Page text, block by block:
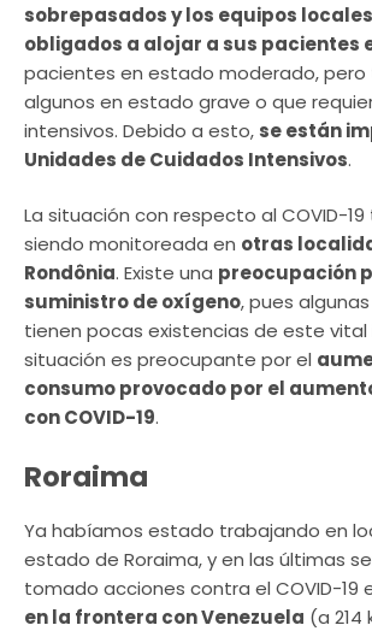
sobrepasados y los equipos
obligados a alojar a sus pacientes
pacientes en estado moderado, pero
algunos en estado grave o que
intensivos. Debido a esto, se están
Unidades de Cuidados Intensivos.
La situación con respecto al COVID-
siendo monitoreada en otras
Rondônia. Existe una preocupación
suministro de oxígeno, pues
tienen pocas existencias de este vital
situación es preocupante por el
consumo provocado por el
con COVID-19.
Roraima
Ya habíamos estado trabajando en
estado de Roraima, y en las últimas
tomado acciones contra el COVID-19
en la frontera con Venezuela (a 214